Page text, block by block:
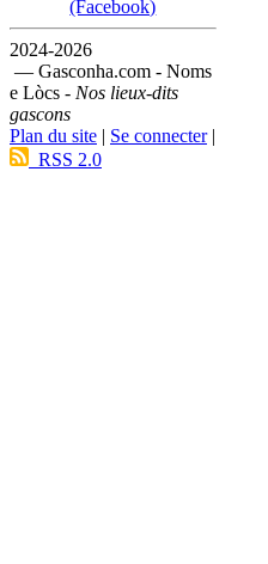
(Facebook)
2024-2026
— Gasconha.com - Noms
e Lòcs - Nos lieux-dits
gascons
Plan du site | Se connecter|
RSS 2.0